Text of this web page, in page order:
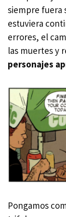
siempre fuera
estuviera
errores, el
las muertes y
personajes
Pongamos